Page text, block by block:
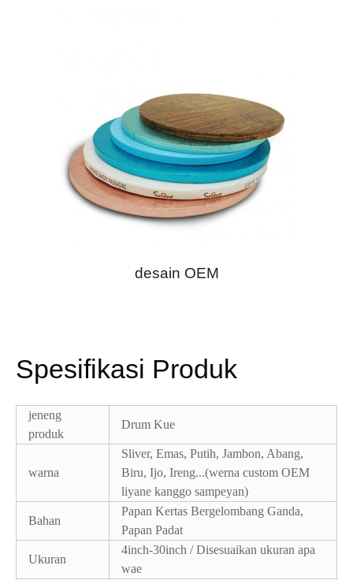
desain OEM
Spesifikasi Produk
jeneng
produk
Drum Kue
warna
Sliver, Emas, Putih, Jambon, Abang,
Biru, Ijo, Ireng...(werna custom OEM
liyane kanggo sampeyan)
Bahan
Papan Kertas Bergelombang Ganda,
Papan Padat
Ukuran
4inch-30inch / Disesuaikan ukuran apa
wae